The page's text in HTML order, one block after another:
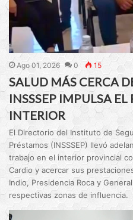
Ago 01, 2026 0 15
SALUD MÁS CERCA
INSSSEP IMPULSA
INTERIOR
El Directorio del Instituto de
Préstamos (INSSSEP) llevó
trabajo en el interior provincial
Cardio y acercar sus
Indio, Presidencia Roca y
respectivas zonas de influencia.